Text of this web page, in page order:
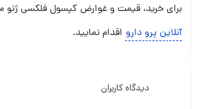
برای خرید، قیمت و غوارض کپسول فلکسی ژنو
آنلاین پرو دارو اقدام نمایید.
دیدگاه کاربران